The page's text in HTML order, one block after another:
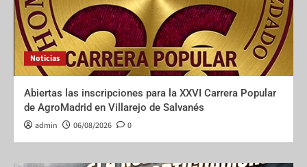
Noticias
Abiertas las inscripciones para la XXVI Carrera Popular
de AgroMadrid en Villarejo de Salvanés
admin 06/08/2026 0